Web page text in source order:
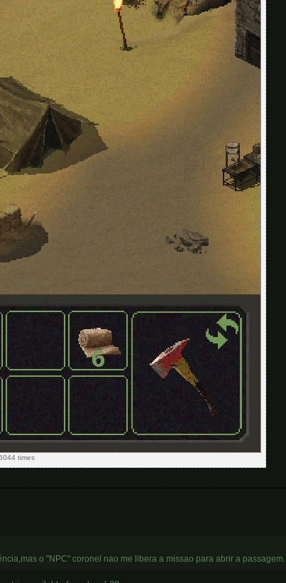
times
o "NPC" coronel nao me libera a missao para abrir a passagem.